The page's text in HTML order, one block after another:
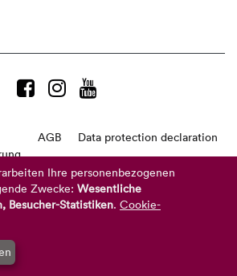
© 2026 REVIDERM AG
AGB
Data protection declaration
+49 8104 8873-310
9-16 Uhr und Fr: 9-14 Uhr)
info@reviderm.com
Ihre personenbezogenen
Zwecke: Wesentliche
Besucher-Statistiken. Cookie-